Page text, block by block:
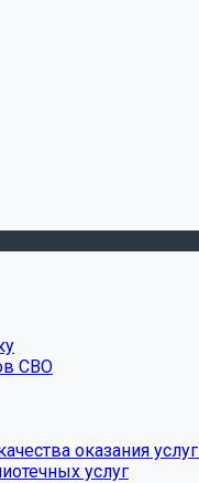
СВО
оказания
услуг